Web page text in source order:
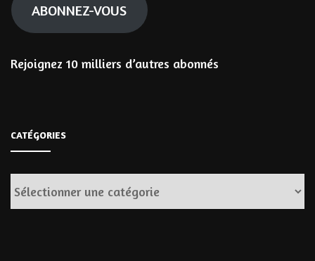
ABONNEZ-VOUS
Rejoignez 10 milliers d’autres abonnés
CATÉGORIES
Catégories